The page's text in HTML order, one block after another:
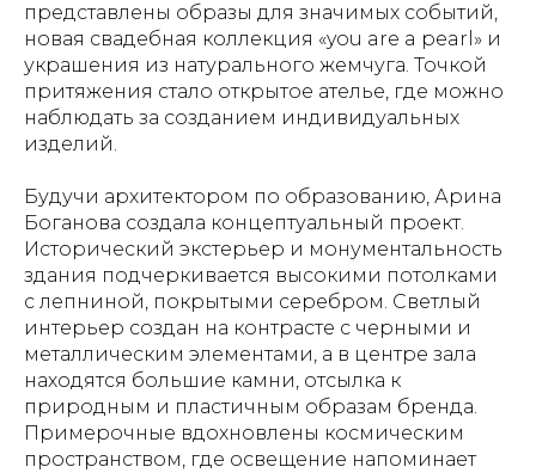
представлены образы для значимых событий,
новая свадебная коллекция «you are a pearl» и
украшения из натурального жемчуга. Точкой
притяжения стало открытое ателье, где можно
наблюдать за созданием индивидуальных
изделий.
Будучи архитектором по образованию, Арина
Боганова создала концептуальный проект.
Исторический экстерьер и монументальность
здания подчеркивается высокими потолками
с лепниной, покрытыми серебром. Светлый
интерьер создан на контрасте с черными и
металлическим элементами, а в центре зала
находятся большие камни, отсылка к
природным и пластичным образам бренда.
Примерочные вдохновлены космическим
пространством, где освещение напоминает